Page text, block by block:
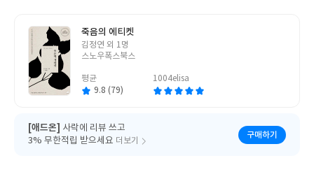
죽음의 에티켓
글
쓴
김정연 외 1명
스노우폭스북스
평균
9.8 (79)
1004elisa
[애드온] 사락에 리뷰 쓰고
3% 무한적립 받으세요 더보기
구매하기